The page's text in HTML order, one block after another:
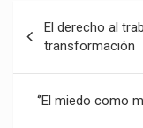
de
entradas
El derecho al
transformación
‘’El miedo como